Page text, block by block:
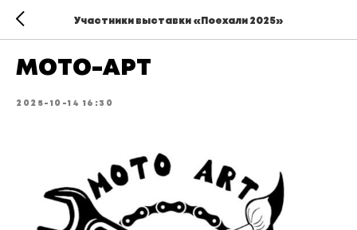
Участники выставки «Поехали 2025»
МОТО-АРТ
2025-10-14 16:30